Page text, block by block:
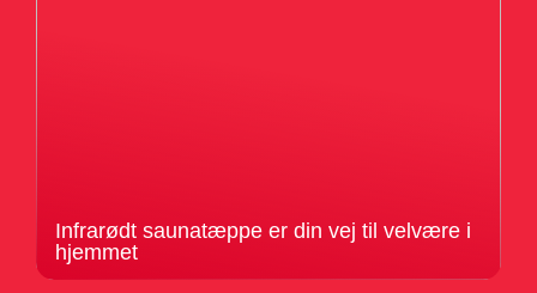
Infrarødt saunatæppe er din vej til velvære i
hjemmet